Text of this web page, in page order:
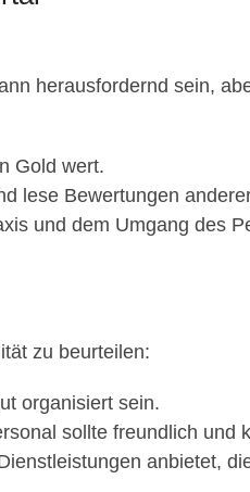
herausfordernd sein,
Gold wert.
lese Bewertungen
und dem Umgang des
zu beurteilen:
organisiert sein.
sollte freundlich und
anbietet,